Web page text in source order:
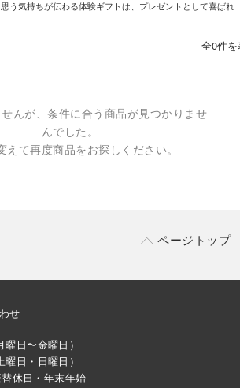
う気持ちが伝わる体験ギフトは、プレゼントとして喜ばれ
全0件
んが、条件に合う商品が見つかりませ
んでした。
えて再度商品をお探しください。
ページトップ
せ
日〜金曜日）
日・日曜日）
休日・年末年始